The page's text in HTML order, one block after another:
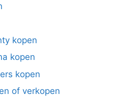
kopen
kopen
kopen
of verkopen